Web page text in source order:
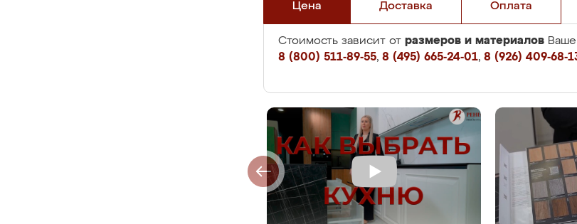
Цена Доставка Оплата
Стоимость зависит от размеров и материалов
8 (800) 511-89-55, 8 (495) 665-24-01, 8 (926) 409-68-